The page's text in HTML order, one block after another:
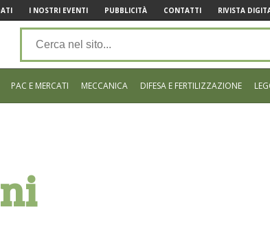
I NOSTRI EVENTI PUBBLICITÀ CONTATTI RIVISTA
PAC E MERCATI MECCANICA DIFESA E FERTILIZZAZIONE